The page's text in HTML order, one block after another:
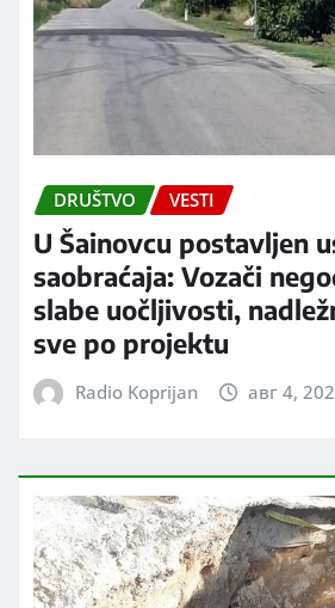
DRUŠTVO VESTI
U Šainovcu postavljen
saobraćaja: Vozači
slabe uočljivosti,
sve po projektu
Radio Koprijan авг 4,